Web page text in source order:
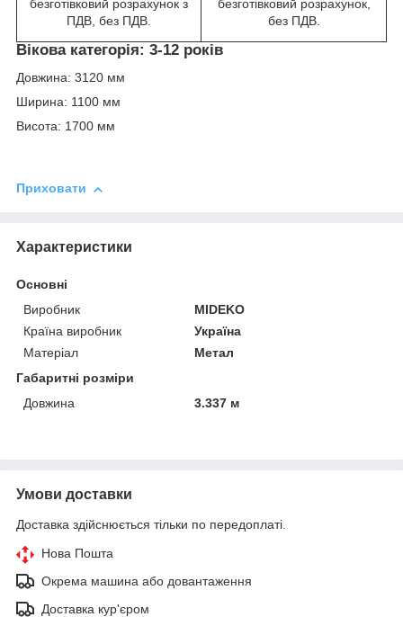
безготівковий розрахунок з
ПДВ, без ПДВ.
безготівковий розрахунок,
без ПДВ.
Вікова категорія: 3-12 років
Довжина: 3120 мм
Ширина: 1100 мм
Висота: 1700 мм
Приховати
Характеристики
Основні
Виробник
MIDEKO
Країна виробник
Україна
Матеріал
Метал
Габаритні розміри
Довжина
3.337 м
Умови доставки
Доставка здійснюється тільки по передоплаті.
Нова Пошта
Окрема машина або довантаження
Доставка кур'єром